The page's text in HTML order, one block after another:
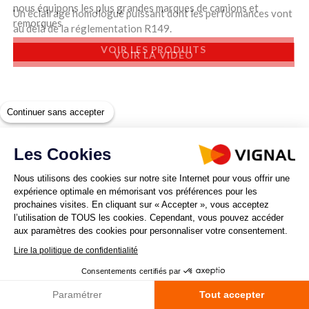
Un éclairage homologué puissant dont les performances vont
au delà de la réglementation R149.
VOIR LA VIDÉO
nous équipons les plus grandes marques de camions et
remorques
VOIR LES PRODUITS
UN SAVOIR-FAIRE UNIQUE DES ANNÉES D'EXPERTISE
Continuer sans accepter
Les Cookies
Nous utilisons des cookies sur notre site Internet pour vous offrir une
expérience optimale en mémorisant vos préférences pour les
prochaines visites. En cliquant sur « Accepter », vous acceptez
l’utilisation de TOUS les cookies. Cependant, vous pouvez accéder
aux paramètres des cookies pour personnaliser votre consentement.
Lire la politique de confidentialité
Consentements certifiés par
Paramétrer Tout accepter